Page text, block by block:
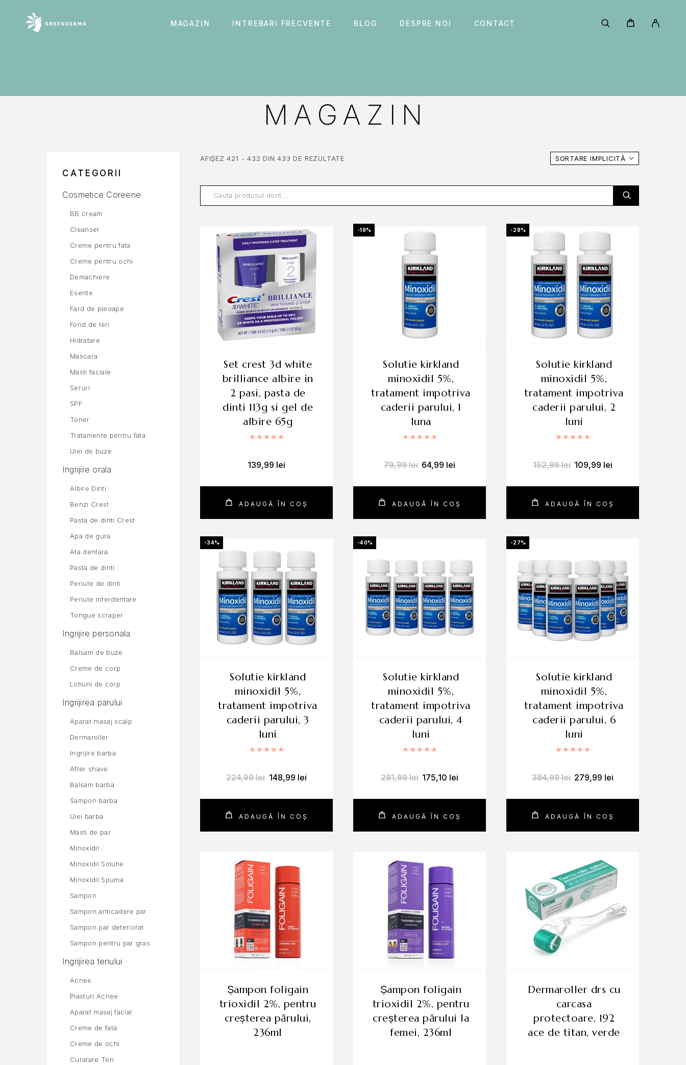
MAGAZIN INTREBARI FRECVENTE BLOG DESPRE NOI CONTACT
MAGAZIN
CATEGORII
Cosmetice Coreene
BB cream
Cleanser
Creme pentru fata
Creme pentru ochi
Demachiere
Esente
Fard de pleoape
Fond de ten
Hidratare
Mascara
Masti faciale
Seruri
SPF
Toner
Tratamente pentru fata
Ulei de buze
Ingrijire orala
Albire Dinti
Benzi Crest
Pasta de dinti Crest
Apa de gura
Ata dentara
Pasta de dinti
Periute de dinti
Periute interdentare
Tongue scraper
Ingrijire personala
Balsam de buze
Creme de corp
Lotiuni de corp
Ingrijirea parului
Aparat masaj scalp
Dermaroller
Ingrijire barba
After shave
Balsam barba
Sampon barba
Ulei barba
Masti de par
Minoxidil
Minoxidil Solutie
Minoxidil Spuma
Sampon
Sampon anticadere par
Sampon par deteriorat
Sampon pentru par gras
Ingrijirea tenului
Acnee
Plasturi Acnee
Aparat masaj facial
Creme de fata
Creme de ochi
Curatare Ten
AFIȘEZ 421 - 432 DIN 433 DE REZULTATE SORTARE IMPLICITĂ
ADAUGĂ ÎN COȘ
set crest 3d white
brilliance albire in
2 pasi, pasta de
dinti 113g si gel de
albire 65g
Evaluat la
139,99 lei
-19%
ADAUGĂ ÎN COȘ
solutie kirkland
minoxidil 5%,
tratament impotriva
caderii parului, 1
luna
Evaluat la
79,99lei 64,99 lei
-28%
ADAUGĂ ÎN COȘ
solutie kirkland
minoxidil 5%,
tratament impotriva
caderii parului, 2
luni
Evaluat la
152,99lei 109,99 lei
-34%
ADAUGĂ ÎN COȘ
solutie kirkland
minoxidil 5%,
tratament impotriva
caderii parului, 3
luni
Evaluat la
224,99lei 148,99 lei
-40%
ADAUGĂ ÎN COȘ
solutie kirkland
minoxidil 5%,
tratament impotriva
caderii parului, 4
luni
Evaluat la
291,99lei 175,10 lei
-27%
ADAUGĂ ÎN COȘ
solutie kirkland
minoxidil 5%,
tratament impotriva
caderii parului, 6
luni
Evaluat la
384,99lei 279,99 lei
șampon foligain
trioxidil 2%, pentru
creșterea părului,
236ml
șampon foligain
trioxidil 2%, pentru
creșterea părului la
femei, 236ml
dermaroller drs cu
carcasa
protectoare, 192
ace de titan, verde